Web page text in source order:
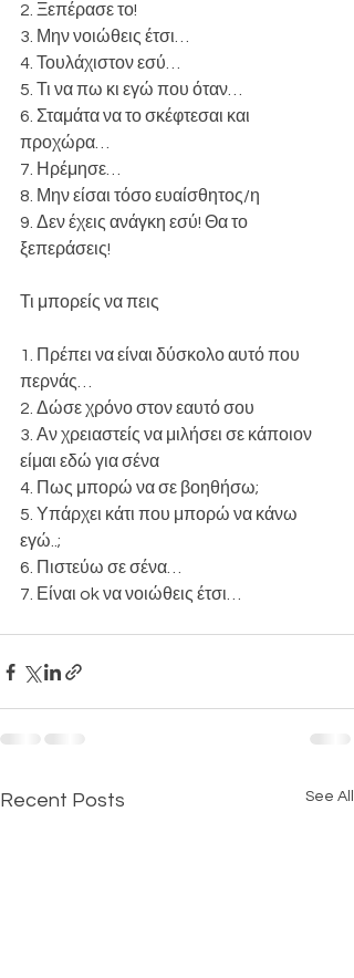
2. Ξεπέρασε το!
3. Μην νοιώθεις έτσι…
4. Τουλάχιστον εσύ…
5. Τι να πω κι εγώ που όταν…
6. Σταμάτα να το σκέφτεσαι και
προχώρα…
7. Ηρέμησε…
8. Μην είσαι τόσο ευαίσθητος/η
9. Δεν έχεις ανάγκη εσύ! Θα το
ξεπεράσεις!
Τι μπορείς να πεις
1. Πρέπει να είναι δύσκολο αυτό που
περνάς…
2. Δώσε χρόνο στον εαυτό σου
3. Αν χρειαστείς να μιλήσει σε κάποιον
είμαι εδώ για σένα
4. Πως μπορώ να σε βοηθήσω;
5. Υπάρχει κάτι που μπορώ να κάνω
εγώ..;
6. Πιστεύω σε σένα…
7. Είναι ok να νοιώθεις έτσι…
Recent Posts See All